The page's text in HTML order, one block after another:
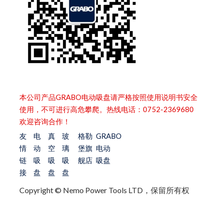
本公司产品GRABO电动吸盘请严格按照使用说明书安全
使用，不可进行高危攀爬。热线电话：0752-2369680
欢迎咨询合作！
友
情
链
接
电
动
吸
盘
真
空
吸
盘
玻
璃
吸
盘
格勒
堡旗
舰店
GRABO
电动
吸盘
Copyright © Nemo Power Tools LTD，保留所有权